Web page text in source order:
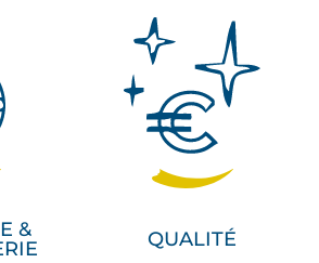
&
QUALITÉ